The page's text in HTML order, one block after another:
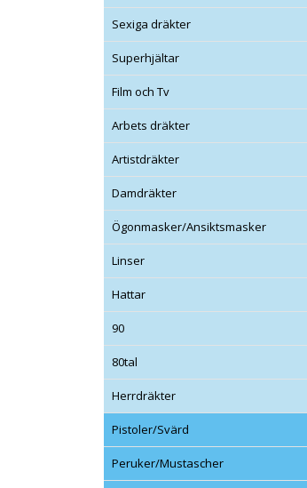
Sexiga dräkter
Superhjältar
Film och Tv
Arbets dräkter
Artistdräkter
Damdräkter
Ögonmasker/Ansiktsmasker
Linser
Hattar
90
80tal
Herrdräkter
Pistoler/Svärd
Peruker/Mustascher